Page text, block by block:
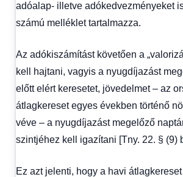
adóalap- illetve adókedvezményeket
számú melléklet tartalmazza.
Az adókiszámítást követően a
kell hajtani, vagyis a nyugdíjazást
előtt elért keresetet, jövedelmet – az
átlagkereset egyes években történő
véve – a nyugdíjazást megelőző
szintjéhez kell igazítani [Tny. 22. § (9)
Ez azt jelenti, hogy a havi átlagkereset